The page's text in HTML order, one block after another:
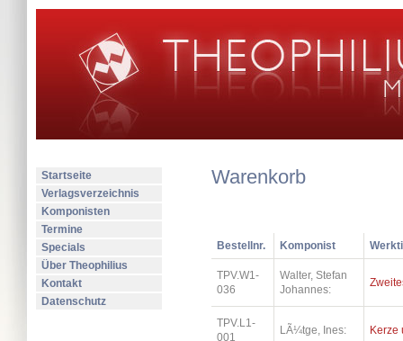
Startseite
Verlagsverzeichnis
Komponisten
Termine
Specials
Über Theophilius
Kontakt
Datenschutz
Warenkorb
Bestellnr. Komponist
TPV.W1-
036
Walter, Stefan
Johannes:
TPV.L1-
001
LÃ¼tge, Ines: Kerze